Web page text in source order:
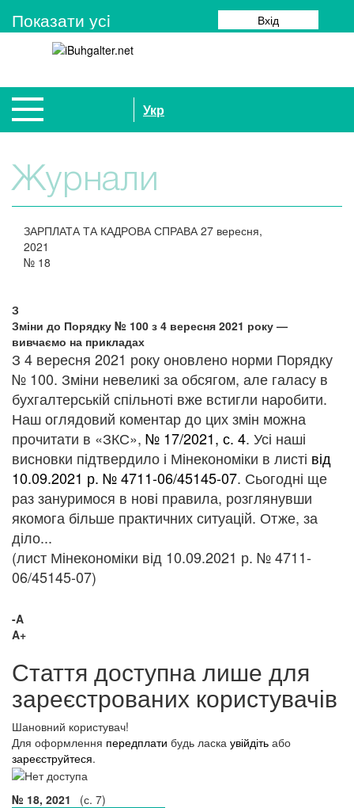
Показати усi Вхід
Укр
Журнали
ЗАРПЛАТА ТА КАДРОВА СПРАВА27 вересня,
2021
№ 18
З
Зміни до Порядку № 100 з 4 вересня 2021 року —
вивчаємо на прикладах
З 4 вересня 2021 року оновлено норми Порядку
№ 100. Зміни невеликі за обсягом, але галасу в
бухгалтерській спільноті вже встигли наробити.
Наш оглядовий коментар до цих змін можна
прочитати в «ЗКС», № 17/2021, с. 4. Усі наші
висновки підтвердило і Мінекономіки в листі від
10.09.2021 р. № 4711-06/45145-07. Сьогодні ще
раз зануримося в нові правила, розглянувши
якомога більше практичних ситуацій. Отже, за
діло...
(лист Мінекономіки від 10.09.2021 р. № 4711-
06/45145-07)
-A
A+
Стаття доступна лише для
зареєстрованих користувачів
Шановний користувач!
Для оформлення передплати будь ласка увійдіть або
зареєструйтеся.
№ 18, 2021
(с. 7)